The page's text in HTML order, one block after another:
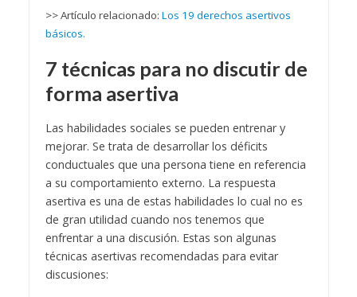
>> Artículo relacionado: Los 19 derechos asertivos
básicos.
7 técnicas para no discutir de
forma asertiva
Las habilidades sociales se pueden entrenar y
mejorar. Se trata de desarrollar los déficits
conductuales que una persona tiene en referencia
a su comportamiento externo. La respuesta
asertiva es una de estas habilidades lo cual no es
de gran utilidad cuando nos tenemos que
enfrentar a una discusión. Estas son algunas
técnicas asertivas recomendadas para evitar
discusiones: